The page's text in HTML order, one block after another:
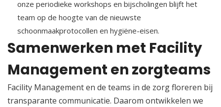
onze periodieke workshops en bijscholingen blijft het
team op de hoogte van de nieuwste
schoonmaakprotocollen en hygiëne-eisen.​
Samenwerken met Facility
Management en zorgteams
Facility Management en de teams in de zorg floreren bij
transparante communicatie.​ Daarom ontwikkelen we